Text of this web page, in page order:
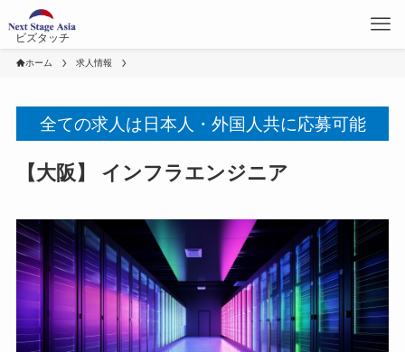
ビズタッチ
ホーム 求人情報
全ての求人は日本人・外国人共に応募可能
【大阪】 インフラエンジニア